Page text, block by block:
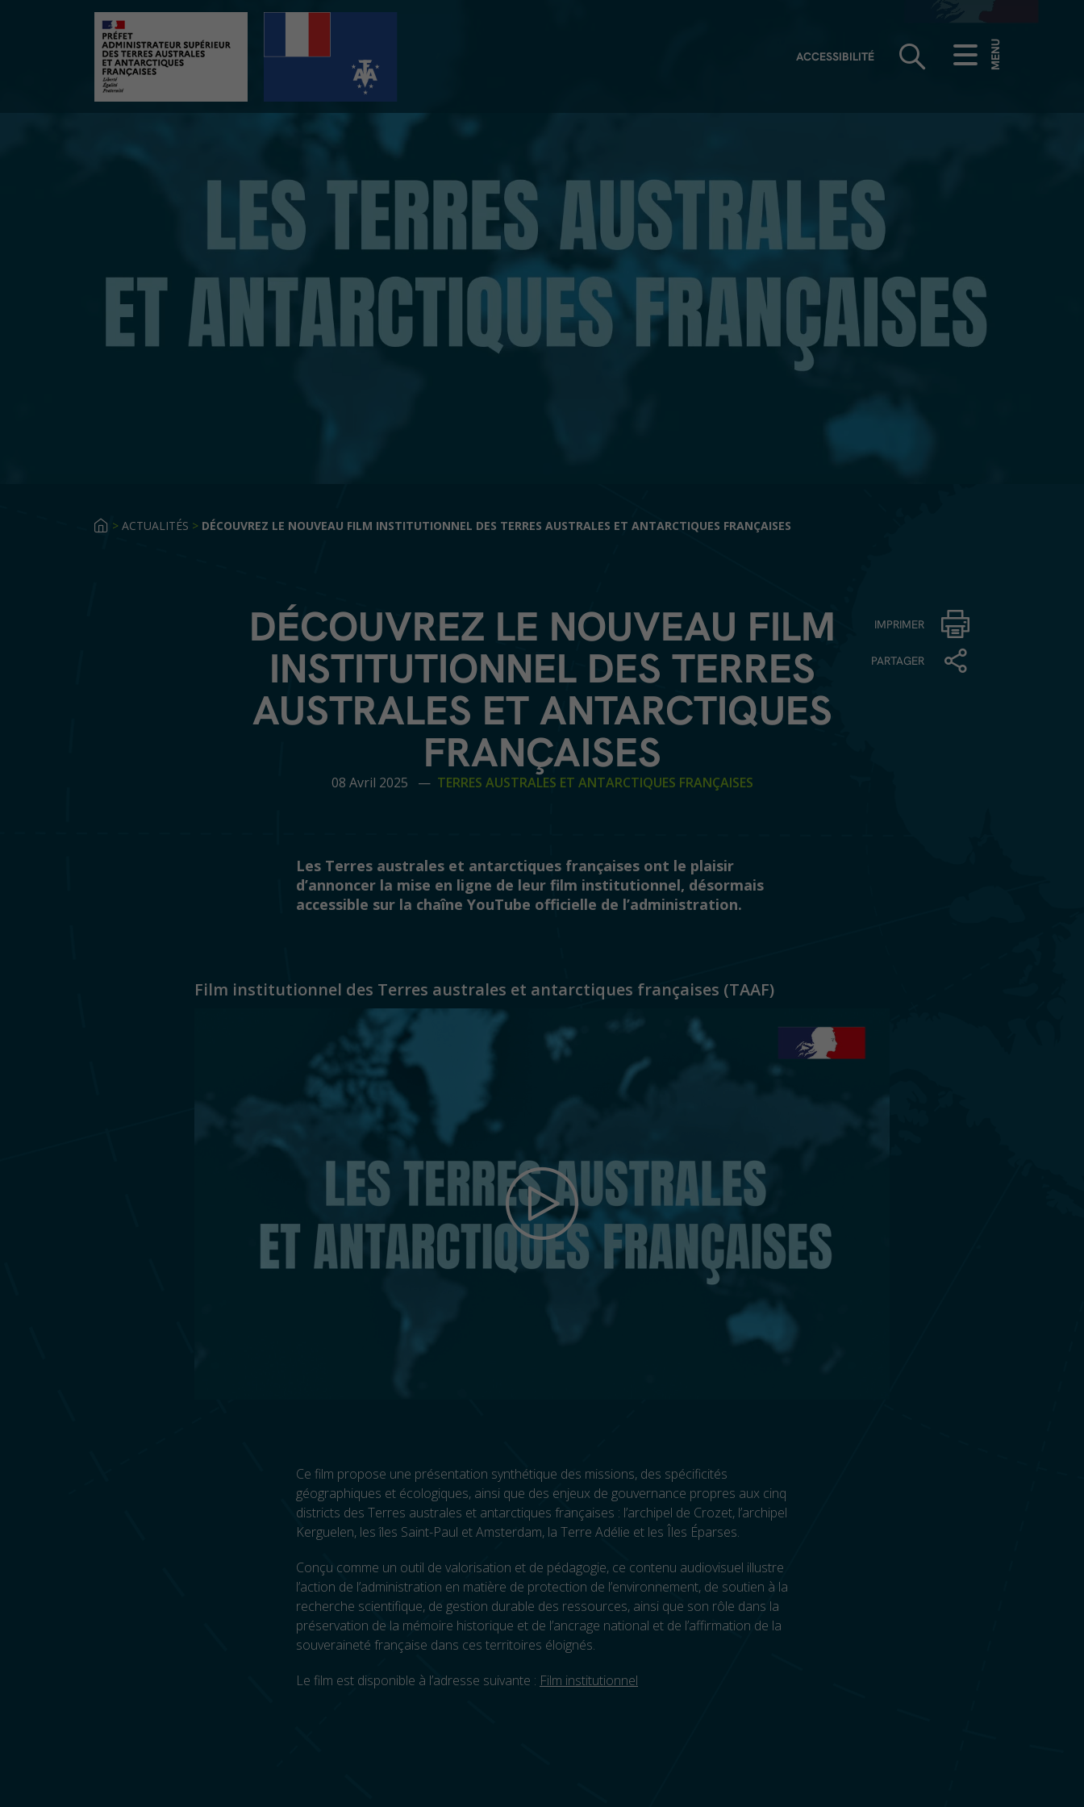
ACCESSIBILITÉ MENU
> ACTUALITÉS > DÉCOUVREZ LE NOUVEAU FILM INSTITUTIONNEL DES TERRES AUSTRALES ET ANTARCTIQUES FRANÇAISES
DÉCOUVREZ LE NOUVEAU FILM
INSTITUTIONNEL DES TERRES
AUSTRALES ET ANTARCTIQUES
FRANÇAISES
08 Avril 2025 — TERRES AUSTRALES ET ANTARCTIQUES FRANÇAISES
IMPRIMER
PARTAGER
Les Terres australes et antarctiques françaises ont le plaisir
d’annoncer la mise en ligne de leur film institutionnel, désormais
accessible sur la chaîne YouTube officielle de l’administration.
Film institutionnel des Terres australes et antarctiques françaises (TAAF)
Ce film propose une présentation synthétique des missions, des spécificités
géographiques et écologiques, ainsi que des enjeux de gouvernance propres aux cinq
districts des Terres australes et antarctiques françaises : l’archipel de Crozet, l’archipel
Kerguelen, les îles Saint-Paul et Amsterdam, la Terre Adélie et les Îles Éparses.
Conçu comme un outil de valorisation et de pédagogie, ce contenu audiovisuel illustre
l’action de l’administration en matière de protection de l’environnement, de soutien à la
recherche scientifique, de gestion durable des ressources, ainsi que son rôle dans la
préservation de la mémoire historique et de l’ancrage national et de l’affirmation de la
souveraineté française dans ces territoires éloignés.
Le film est disponible à l’adresse suivante : Film institutionnel